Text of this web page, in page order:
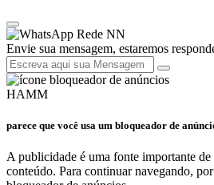
Rede NN
Envie sua mensagem, estaremos
HAMM
parece que você usa um bloqueador de
A publicidade é uma fonte importante
conteúdo. Para continuar navegando,